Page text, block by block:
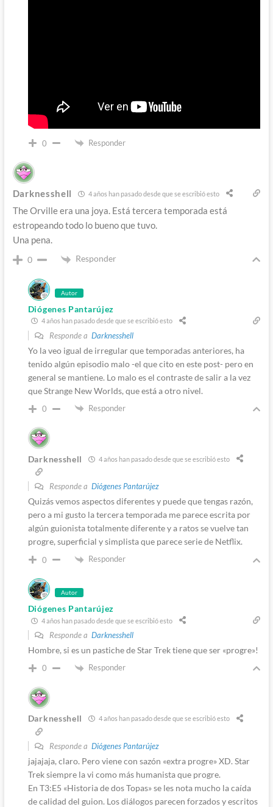
0 Responder
Darknesshell 4 años han pasado desde que se escribió esto
The Orville era una joya. Está tercera temporada está
estropeando todo lo bueno que tuvo.
Una pena.
0 Responder
Autor
Diógenes Pantarújez
4 años han pasado desde que se escribió esto
Responde a Darknesshell
Yo la veo igual de irregular que temporadas anteriores, ha
tenido algún episodio malo -el que cito en este post- pero en
general se mantiene. Lo malo es el contraste de salir a la vez
que Strange New Worlds, que está a otro nivel.
0 Responder
Darknesshell 4 años han pasado desde que se escribió esto
Responde a Diógenes Pantarújez
Quizás vemos aspectos diferentes y puede que tengas razón,
pero a mi gusto la tercera temporada me parece escrita por
algún guionista totalmente diferente y a ratos se vuelve tan
progre, superficial y simplista que parece serie de Netflix.
0 Responder
Autor
Diógenes Pantarújez
4 años han pasado desde que se escribió esto
Responde a Darknesshell
Hombre, si es un pastiche de Star Trek tiene que ser «progre»!
0 Responder
Darknesshell 4 años han pasado desde que se escribió esto
Responde a Diógenes Pantarújez
jajajaja, claro. Pero viene con sazón «extra progre» XD. Star
Trek siempre la vi como más humanista que progre.
En T3:E5 «Historia de dos Topas» se les nota mucho la caída
de calidad del guion. Los diálogos parecen forzados y escritos